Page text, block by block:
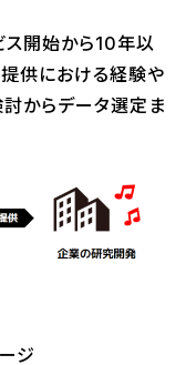
開始から10年以
供における経験や
からデータ選定ま
ジ